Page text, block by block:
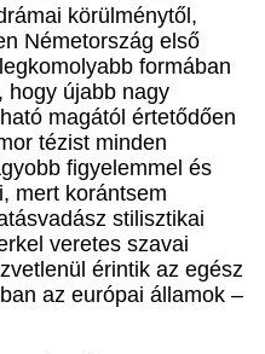
körülménytől,
Németország első
formában
hogy újabb nagy
magától értetődően
tézist minden
figyelemmel és
mert korántsem
stilisztikai
veretes szavai
érintik az egész
az európai államok –